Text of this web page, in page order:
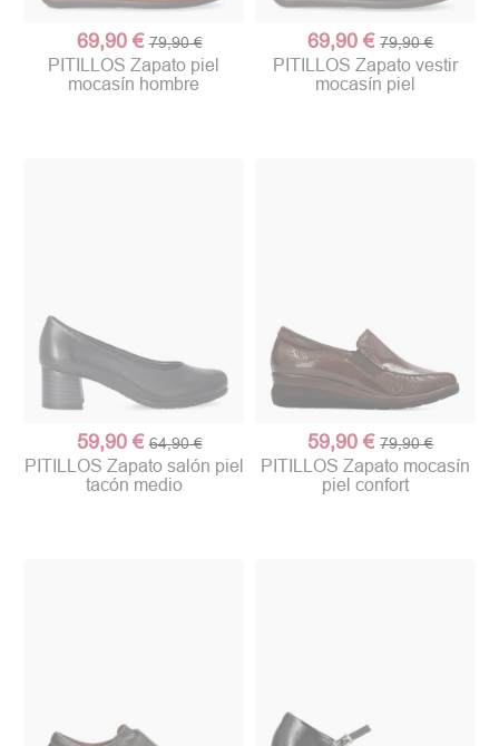
69,90 € 79,90 €
PITILLOS Zapato piel
mocasín hombre
69,90 € 79,90 €
PITILLOS Zapato vestir
mocasín piel
59,90 € 64,90 €
PITILLOS Zapato salón piel
tacón medio
59,90 € 79,90 €
PITILLOS Zapato mocasín
piel confort